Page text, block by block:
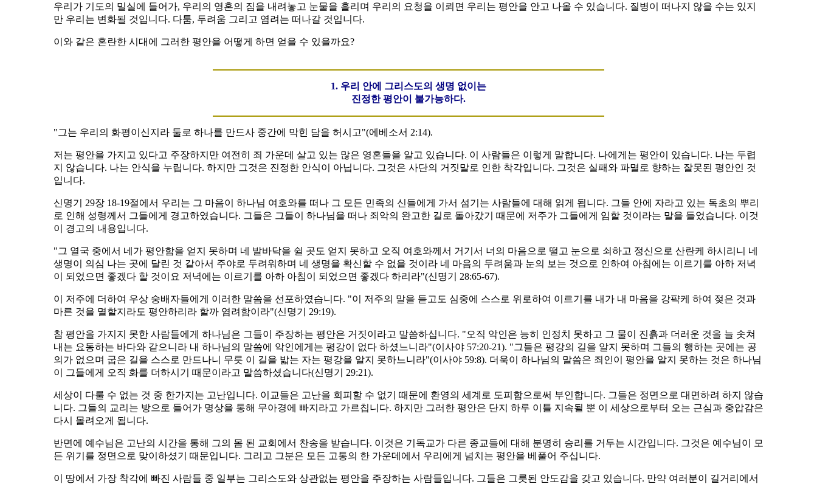
우리가 기도의 밀실에 들어가, 우리의 영혼의 짐을 내려놓고 눈물을 흘리며 우리의 요청을 이뢰면 우리는 평안을 안고 나올 수 있습니다. 질병이 떠나지 않을 수는 있지
만 우리는 변화될 것입니다. 다툼, 두려움 그리고 염려는 떠나갈 것입니다.
이와 같은 혼란한 시대에 그러한 평안을 어떻게 하면 얻을 수 있을까요?
1. 우리 안에 그리스도의 생명 없이는
진정한 평안이 불가능하다.
"그는 우리의 화평이신지라 둘로 하나를 만드사 중간에 막힌 담을 허시고"(에베소서 2:14).
저는 평안을 가지고 있다고 주장하지만 여전히 죄 가운데 살고 있는 많은 영혼들을 알고 있습니다. 이 사람들은 이렇게 말합니다. 나에게는 평안이 있습니다. 나는 두렵
지 않습니다. 나는 안식을 누립니다. 하지만 그것은 진정한 안식이 아닙니다. 그것은 사단의 거짓말로 인한 착각입니다. 그것은 실패와 파멸로 향하는 잘못된 평안인 것
입니다.
신명기 29장 18-19절에서 우리는 그 마음이 하나님 여호와를 떠나 그 모든 민족의 신들에게 가서 섬기는 사람들에 대해 읽게 됩니다. 그들 안에 자라고 있는 독초의 뿌리
로 인해 성령께서 그들에게 경고하였습니다. 그들은 그들이 하나님을 떠나 죄악의 완고한 길로 돌아갔기 때문에 저주가 그들에게 임할 것이라는 말을 들었습니다. 이것
이 경고의 내용입니다.
"그 열국 중에서 네가 평안함을 얻지 못하며 네 발바닥을 쉴 곳도 얻지 못하고 오직 여호와께서 거기서 너의 마음으로 떨고 눈으로 쇠하고 정신으로 산란케 하시리니 네
생명이 의심 나는 곳에 달린 것 같아서 주야로 두려워하며 네 생명을 확신할 수 없을 것이라 네 마음의 두려움과 눈의 보는 것으로 인하여 아침에는 이르기를 아하 저녁
이 되었으면 좋겠다 할 것이요 저녁에는 이르기를 아하 아침이 되었으면 좋겠다 하리라"(신명기 28:65-67).
이 저주에 더하여 우상 숭배자들에게 이러한 말씀을 선포하였습니다. "이 저주의 말을 듣고도 심중에 스스로 위로하여 이르기를 내가 내 마음을 강퍅케 하여 젖은 것과
마른 것을 멸할지라도 평안하리라 할까 염려함이라"(신명기 29:19).
참 평안을 가지지 못한 사람들에게 하나님은 그들이 주장하는 평안은 거짓이라고 말씀하십니다. "오직 악인은 능히 인정치 못하고 그 물이 진흙과 더러운 것을 늘 솟쳐
내는 요동하는 바다와 같으니라 내 하나님의 말씀에 악인에게는 평강이 없다 하셨느니라"(이사야 57:20-21). "그들은 평강의 길을 알지 못하며 그들의 행하는 곳에는 공
의가 없으며 굽은 길을 스스로 만드나니 무릇 이 길을 밟는 자는 평강을 알지 못하느니라"(이사야 59:8). 더욱이 하나님의 말씀은 죄인이 평안을 알지 못하는 것은 하나님
이 그들에게 오직 화를 더하시기 때문이라고 말씀하셨습니다(신명기 29:21).
세상이 다룰 수 없는 것 중 한가지는 고난입니다. 이교들은 고난을 회피할 수 없기 때문에 환영의 세계로 도피함으로써 부인합니다. 그들은 정면으로 대면하려 하지 않습
니다. 그들의 교리는 방으로 들어가 명상을 통해 무아경에 빠지라고 가르칩니다. 하지만 그러한 평안은 단지 하루 이틀 지속될 뿐 이 세상으로부터 오는 근심과 중압감은
다시 몰려오게 됩니다.
반면에 예수님은 고난의 시간을 통해 그의 몸 된 교회에서 찬송을 받습니다. 이것은 기독교가 다른 종교들에 대해 분명히 승리를 거두는 시간입니다. 그것은 예수님이 모
든 위기를 정면으로 맞이하셨기 때문입니다. 그리고 그분은 모든 고통의 한 가운데에서 우리에게 넘치는 평안을 베풀어 주십니다.
이 땅에서 가장 착각에 빠진 사람들 중 일부는 그리스도와 상관없는 평안을 주장하는 사람들입니다. 그들은 그릇된 안도감을 갖고 있습니다. 만약 여러분이 길거리에서